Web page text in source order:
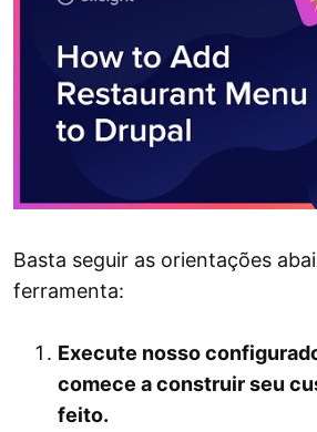
Basta seguir as orientações
ferramenta:
Execute nosso
comece a construir seu
feito.